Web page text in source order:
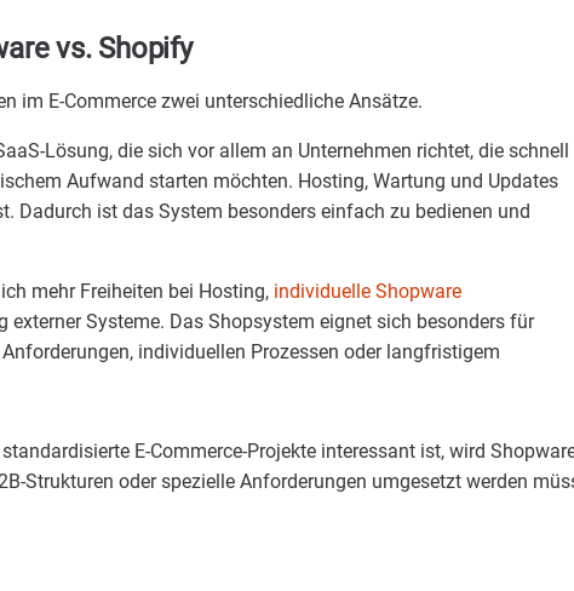
vs. Shopify
im E-Commerce zwei unterschiedliche Ansätze.
Lösung, die sich vor allem an Unternehmen richtet, die schnell
Aufwand starten möchten. Hosting, Wartung und Updates
Dadurch ist das System besonders einfach zu bedienen und
mehr Freiheiten bei Hosting, individuelle Shopware
externer Systeme. Das Shopsystem eignet sich besonders für
individuellen Prozessen oder langfristigem
E-Commerce-Projekte interessant ist, wird
Strukturen oder spezielle Anforderungen umgesetzt werden